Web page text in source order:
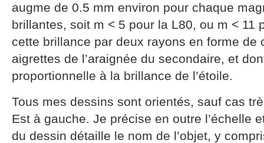
augme de 0.5 mm environ pour chaque
brillantes, soit m < 5 pour la L80, ou m < 11
cette brillance par deux rayons en forme de
aigrettes de l’araignée du secondaire, et
proportionnelle à la brillance de l’étoile.
Tous mes dessins sont orientés, sauf cas
Est à gauche. Je précise en outre l’échelle
du dessin détaille le nom de l’objet, y